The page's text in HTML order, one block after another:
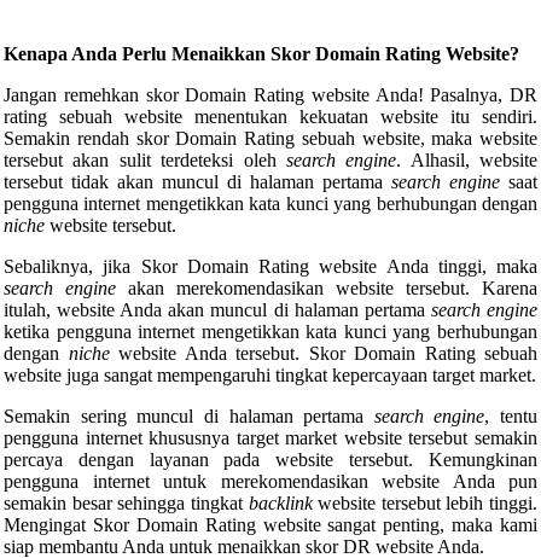
Kenapa Anda Perlu Menaikkan Skor Domain Rating Website?
Jangan remehkan skor Domain Rating website Anda! Pasalnya, DR
rating sebuah website menentukan kekuatan website itu sendiri.
Semakin rendah skor Domain Rating sebuah website, maka website
tersebut akan sulit terdeteksi oleh search engine. Alhasil, website
tersebut tidak akan muncul di halaman pertama search engine saat
pengguna internet mengetikkan kata kunci yang berhubungan dengan
niche website tersebut.
Sebaliknya, jika Skor Domain Rating website Anda tinggi, maka
search engine akan merekomendasikan website tersebut. Karena
itulah, website Anda akan muncul di halaman pertama search engine
ketika pengguna internet mengetikkan kata kunci yang berhubungan
dengan nichewebsite Anda tersebut. Skor Domain Rating sebuah
website juga sangat mempengaruhi tingkat kepercayaan target market.
Semakin sering muncul di halaman pertama search engine, tentu
pengguna internet khususnya target market website tersebut semakin
percaya dengan layanan pada website tersebut. Kemungkinan
pengguna internet untuk merekomendasikan website Anda pun
semakin besar sehingga tingkat backlinkwebsite tersebut lebih tinggi.
Mengingat Skor Domain Rating website sangat penting, maka kami
siap membantu Anda untuk menaikkan skor DR website Anda.